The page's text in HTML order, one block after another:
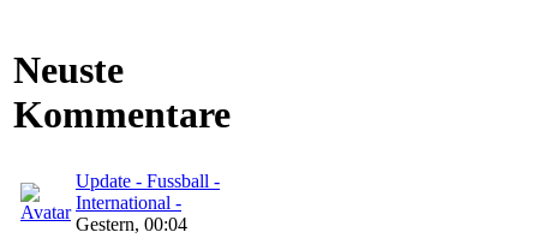
Neuste
Kommentare
Update - Fussball -
International -
Gestern, 00:04